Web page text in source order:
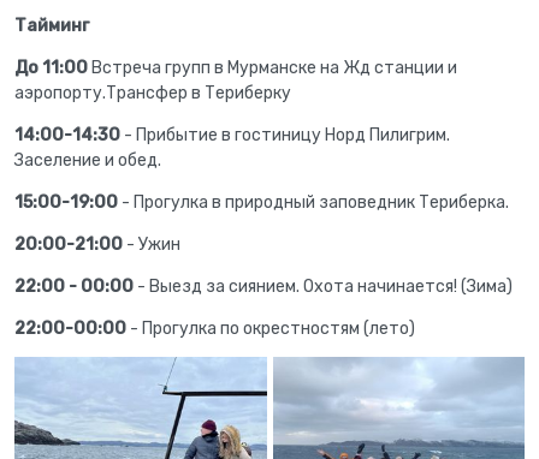
Тайминг
До 11:00 Встреча групп в Мурманске на Жд станции и
аэропорту.Трансфер в Териберку
14:00-14:30 - Прибытие в гостиницу Норд Пилигрим.
Заселение и обед.
15:00-19:00 - Прогулка в природный заповедник Териберка.
20:00-21:00 - Ужин
22:00 - 00:00 - Выезд за сиянием. Охота начинается! (Зима)
22:00-00:00 - Прогулка по окрестностям (лето)